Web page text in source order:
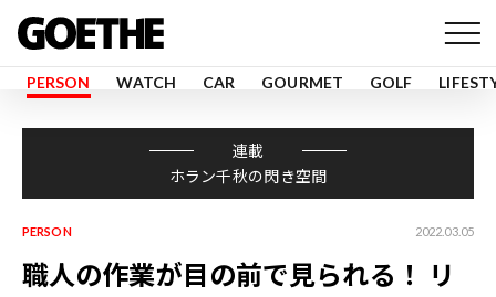
PERSON WATCH CAR GOURMET GOLF
連載
ホラン千秋の閃き空間
PERSON 2022.03.05
職人の作業が目の前で見られる！ リ